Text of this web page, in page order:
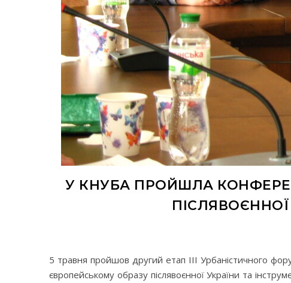
У КНУБА ПРОЙШЛА
5 травня пройшов другий етап ІІІ Урбаністичного
європейському образу післявоєнної України та